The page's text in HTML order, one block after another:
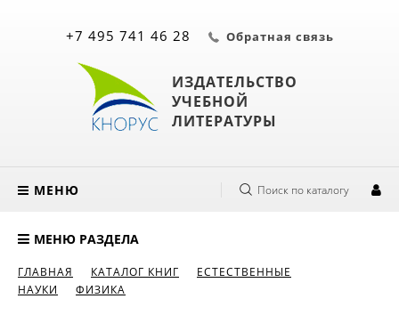
ИЗДАТЕЛЬСТВО
УЧЕБНОЙ
ЛИТЕРАТУРЫ
+7 495 741 46 28 Обратная связь
МЕНЮ Поиск по каталогу
МЕНЮ РАЗДЕЛА
ГЛАВНАЯ КАТАЛОГ КНИГ
ЕСТЕСТВЕННЫЕ
НАУКИ
ФИЗИКА